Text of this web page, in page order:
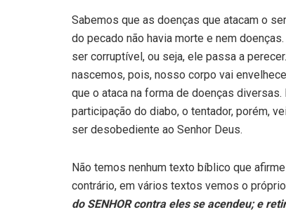
Sabemos que as doenças que atacam o
do pecado não havia morte e nem
ser corruptível, ou seja, ele passa a
nascemos, pois, nosso corpo vai
que o ataca na forma de doenças
participação do diabo, o tentador, porém,
ser desobediente ao Senhor Deus.
Não temos nenhum texto bíblico que
contrário, em vários textos vemos o
do SENHOR contra eles se acendeu; e